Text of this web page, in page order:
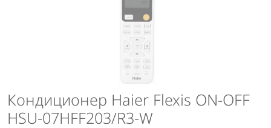
Кондиционер Haier Flexis ON-OFF
HSU-07HFF203/R3-W